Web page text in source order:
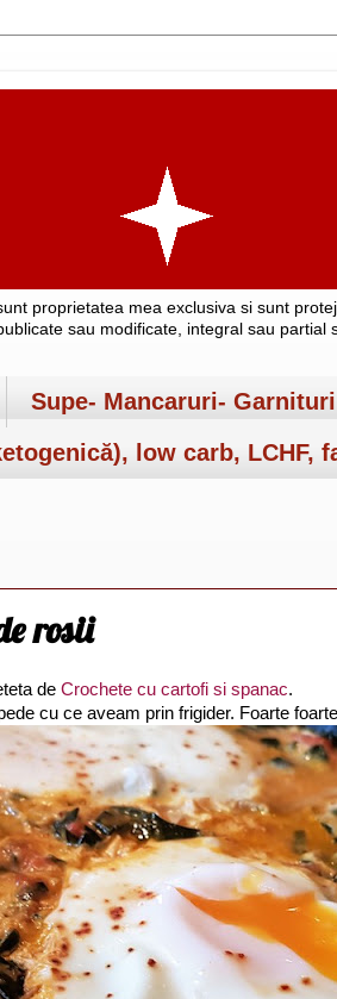
proprietatea mea exclusiva si sunt
sau modificate, integral sau
Supe- Mancaruri- Garnituri
low carb, LCHF,
rosii
de Crochete cu cartofi si spanac.
cu ce aveam prin frigider. Foarte